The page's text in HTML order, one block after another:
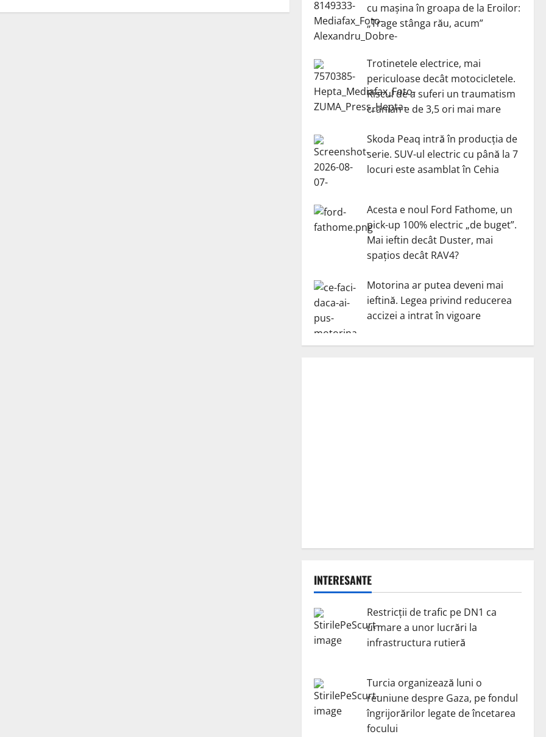
cu mașina în groapa de la Eroilor:
„Trage stânga rău, acum”
Trotinetele electrice, mai
periculoase decât motocicletele.
Riscul de a suferi un traumatism
cranian e de 3,5 ori mai mare
Skoda Peaq intră în producția de
serie. SUV-ul electric cu până la 7
locuri este asamblat în Cehia
Acesta e noul Ford Fathome, un
pick-up 100% electric „de buget”.
Mai ieftin decât Duster, mai
spațios decât RAV4?
Motorina ar putea deveni mai
ieftină. Legea privind reducerea
accizei a intrat în vigoare
INTERESANTE
Restricții de trafic pe DN1 ca
urmare a unor lucrări la
infrastructura rutieră
Turcia organizează luni o
reuniune despre Gaza, pe fondul
îngrijorărilor legate de încetarea
focului